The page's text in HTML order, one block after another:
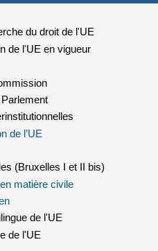
du droit de l'UE
de l'UE en vigueur
externe)
est externe)
de l’UE
(Bruxelles I et II bis)
matière civile(le lien est externe)
(le lien est externe)
de l'UE
de l'UE